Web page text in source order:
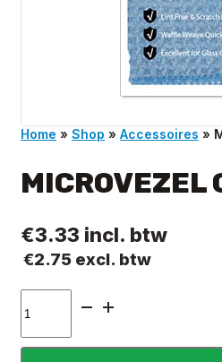
Home » Shop » Accessoires »
MICROVEZEL
€3.33 incl. btw
€2.75 excl. btw
MICROVEZEL
GLAS
DOEK
BLAUW